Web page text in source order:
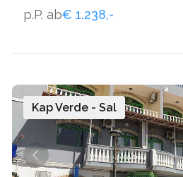
p.P. ab€ 1.238,-
Kap Verde - Sal